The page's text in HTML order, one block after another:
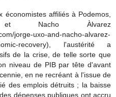
économistes affiliés à Podemos,
Nacho Àlvarez
jorge-uxo-and-nacho-alvarez-
recovery), l'austérité a
de la crise, de telle sorte que
niveau de PIB par tête d'avant
en ne recréant à l'issue de
des emplois détruits ; la baisse
dépenses publiques ont accru